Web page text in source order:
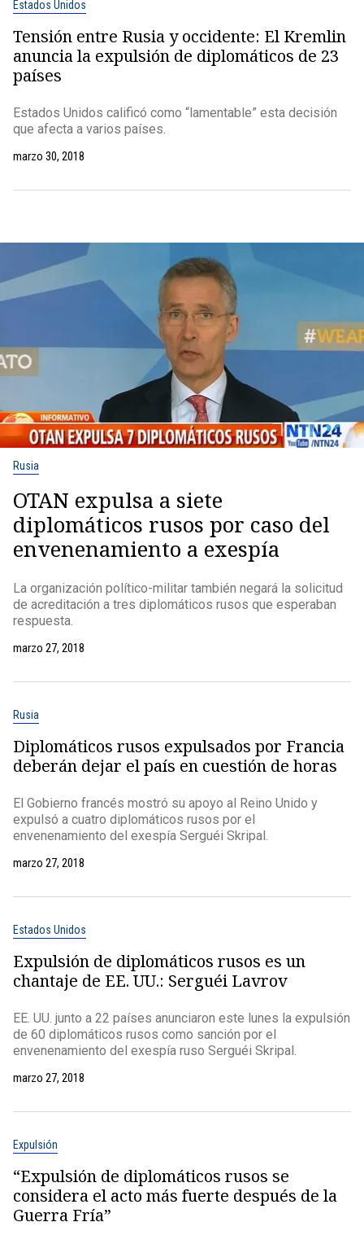
Estados Unidos
Tensión entre Rusia y occidente: El Kremlin
anuncia la expulsión de diplomáticos de 23
países
Estados Unidos calificó como “lamentable” esta decisión
que afecta a varios países.
marzo 30, 2018
Rusia
OTAN expulsa a siete
diplomáticos rusos por caso del
envenenamiento a exespía
La organización político-militar también negará la solicitud
de acreditación a tres diplomáticos rusos que esperaban
respuesta.
marzo 27, 2018
Rusia
Diplomáticos rusos expulsados por Francia
deberán dejar el país en cuestión de horas
El Gobierno francés mostró su apoyo al Reino Unido y
expulsó a cuatro diplomáticos rusos por el
envenenamiento del exespía Serguéi Skripal.
marzo 27, 2018
Estados Unidos
Expulsión de diplomáticos rusos es un
chantaje de EE. UU.: Serguéi Lavrov
EE. UU. junto a 22 países anunciaron este lunes la expulsión
de 60 diplomáticos rusos como sanción por el
envenenamiento del exespía ruso Serguéi Skripal.
marzo 27, 2018
Expulsión
“Expulsión de diplomáticos rusos se
considera el acto más fuerte después de la
Guerra Fría”